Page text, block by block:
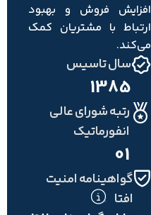
افزایش فروش و بهبود
ارتباط با مشتریان کمک
می‌کند.
سال تاسیس
1385
رتبه شورای عالی
انفورماتیک
01
گواهینامه امنیت
افتا